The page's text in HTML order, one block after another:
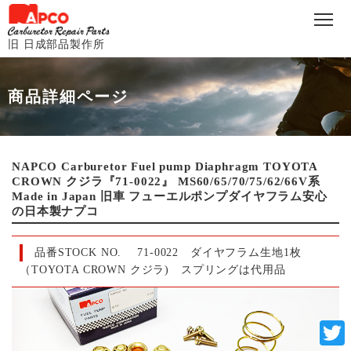
旧 日成部品製作所
商品詳細ページ
NAPCO Carburetor Fuel pump Diaphragm TOYOTA
CROWN クジラ『71-0022』 MS60/65/70/75/62/66V系
Made in Japan 旧車 フューエルポンプダイヤフラム安心
の日本製ナプコ
品番STOCK NO.
71-0022 ダイヤフラム生地1枚
（TOYOTA CROWN クジラ) スプリングは代用品